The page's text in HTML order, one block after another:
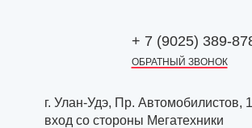
+ 7 (9025) 389-
ОБРАТНЫЙ ЗВОНОК
г. Улан-Удэ, Пр. Автомобилистов,
вход со стороны Мегатехники